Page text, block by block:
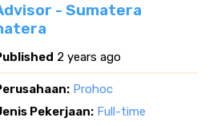
- Sumatera
2 years ago
Prohoc
Pekerjaan: Full-time